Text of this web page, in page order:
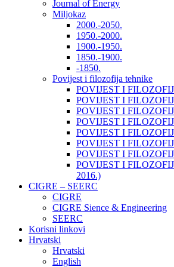
Journal of Energy
Miljokaz
2000.-2050.
1950.-2000.
1900.-1950.
1850.-1900.
-1850.
Povijest i filozofija tehnike
POVIJEST I
POVIJEST I
POVIJEST I
POVIJEST I
POVIJEST I
POVIJEST I
POVIJEST I
POVIJEST I
2016.)
CIGRE – SEERC
CIGRE
CIGRE Sience & Engineering
SEERC
Korisni linkovi
Hrvatski
Hrvatski
English